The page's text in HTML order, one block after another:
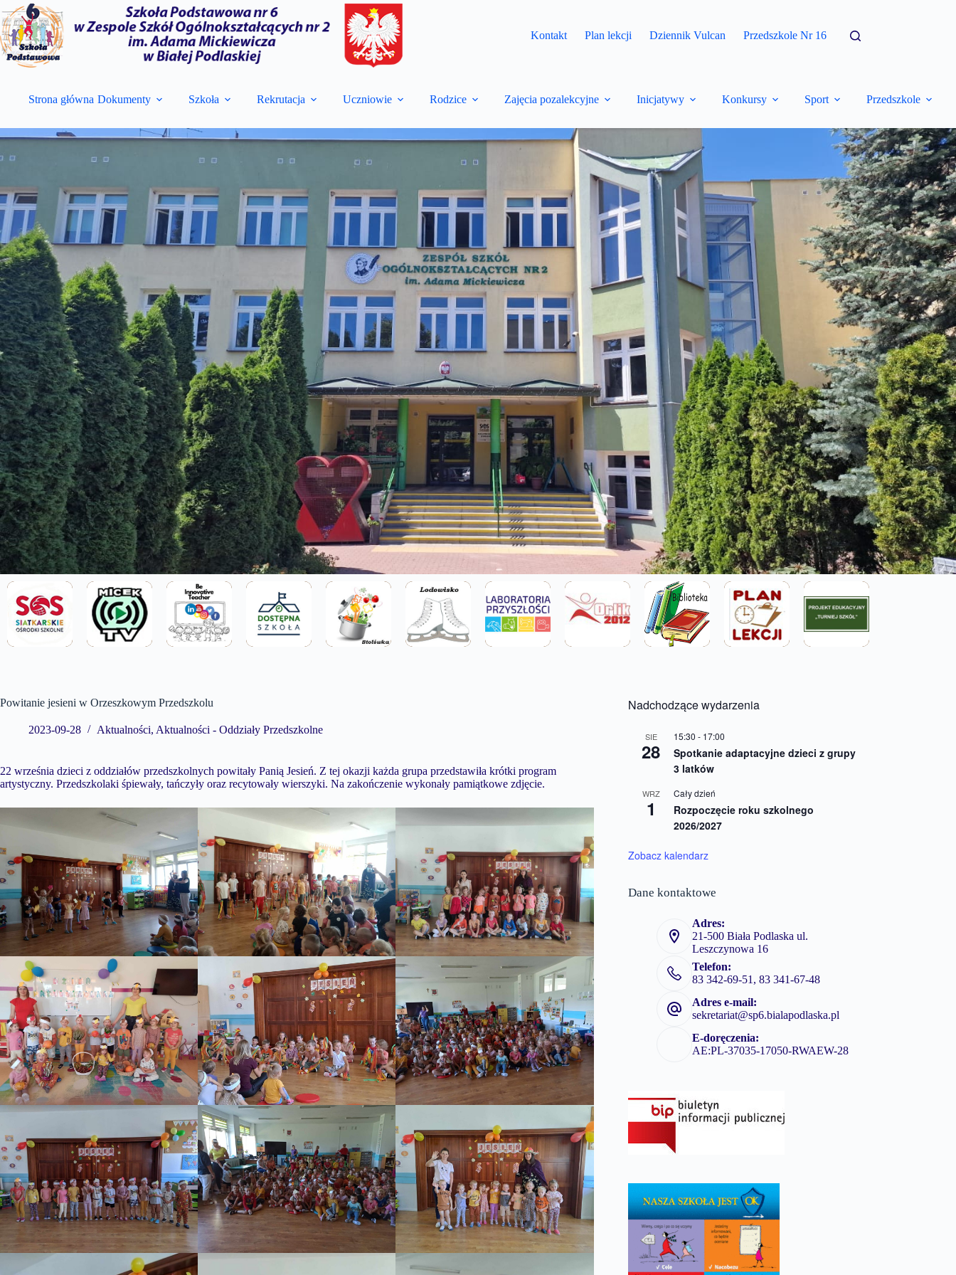
Przejdź
do
treści
Kontakt Plan lekcji Dziennik Vulcan Przedszkole Nr 16
Strona główna Dokumenty Szkoła Rekrutacja Uczniowie Rodzice Zajęcia pozalekcyjne Inicjatywy Konkursy Sport Przedszkole
Powitanie jesieni w Orzeszkowym Przedszkolu
2023-09-28 Aktualności, Aktualności - Oddziały Przedszkolne
22 września dzieci z oddziałów przedszkolnych powitały Panią Jesień. Z tej okazji każda grupa przedstawiła krótki program
artystyczny. Przedszkolaki śpiewały, tańczyły oraz recytowały wierszyki. Na zakończenie wykonały pamiątkowe zdjęcie.
Nadchodzące wydarzenia
SIE
28
15:30 - 17:00
Spotkanie adaptacyjne dzieci z grupy
3 latków
WRZ
1
Cały dzień
Rozpoczęcie roku szkolnego
2026/2027
Zobacz kalendarz
Dane kontaktowe
Adres:
21-500 Biała Podlaska ul.
Leszczynowa 16
Telefon:
83 342-69-51, 83 341-67-48
Adres e-mail:
sekretariat@sp6.bialapodlaska.pl
E-doręczenia:
AE:PL-37035-17050-RWAEW-28